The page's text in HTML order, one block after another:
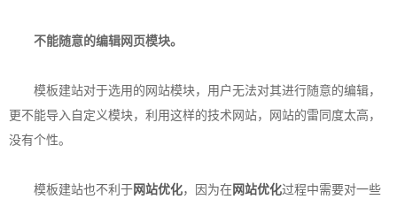
不能随意的编辑网页模块。
模板建站对于选用的网站模块，用户无法对其进行随意的编辑，
更不能导入自定义模块，利用这样的技术网站，网站的雷同度太高，
没有个性。
模板建站也不利于 网站优化，因为在 网站优化过程中需要对一些